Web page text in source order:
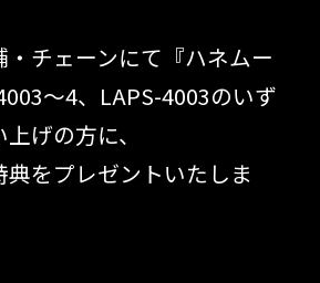
チェーンにて『ハネムー
〜4、LAPS-4003のいず
げの方に、
をプレゼントいたしま